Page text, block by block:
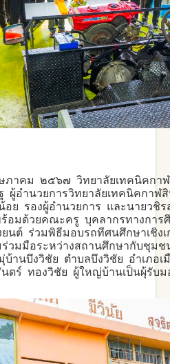
ภาคม ๒๕๖๗ วิทยาลัยเทคนิคกา
ผู้อำนวยการวิทยาลัยเทคนิคกาฬ
ย รองผู้อำนวยการ และนายวชิ
อมด้วยคณะครู บุคลากรทางการ
นต์ ร่วมพิธีมอบรถทีศนศึกษาเชิงเ
วมมือระหว่างสถานศึกษากับชุมช
บ้านบึงวิชัย ตำบลบึงวิชัย อำเภอเ
ดร์ ทองวิชัย ผู้ใหญ่บ้านเป็นผุ้รับ